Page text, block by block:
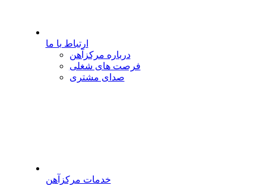
ارتباط با ما
درباره مرکزآهن
فرصت های شغلی
صدای مشتری
خدمات مرکزآهن